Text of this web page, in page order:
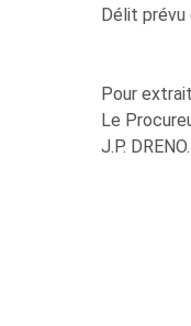
Délit prévu
Pour
Le
J.P. DRENO.